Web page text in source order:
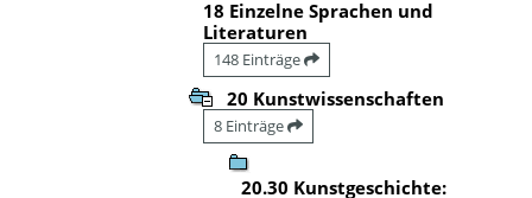
18 Einzelne Sprachen und
Literaturen
148 Einträge
20 Kunstwissenschaften
8 Einträge
20.30 Kunstgeschichte: